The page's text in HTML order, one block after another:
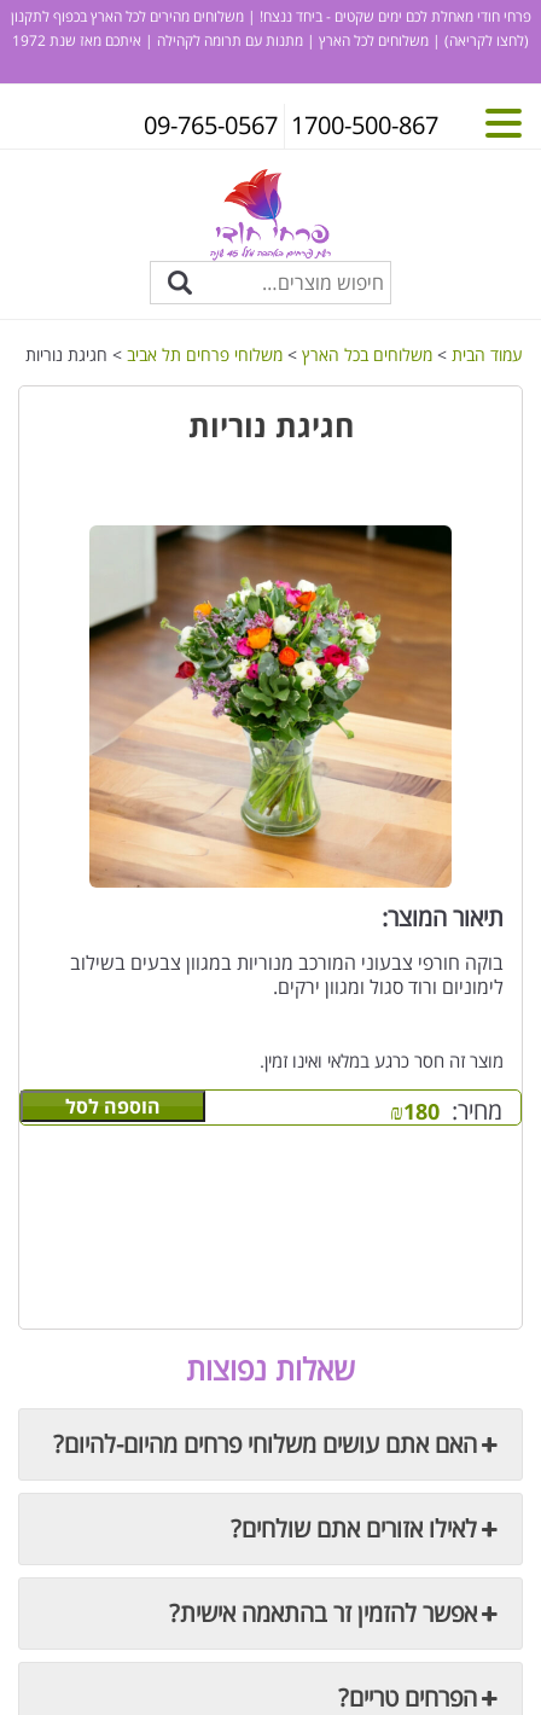
פרחי חודי מאחלת לכם ימים שקטים - ביחד ננצח! | משלוחים מהירים לכל הארץ בכפוף לתקנון
(לחצו לקריאה) | משלוחים לכל הארץ | מתנות עם תרומה לקהילה | איתכם מאז שנת 1972
1700-500-867
09-765-0567
עמוד הבית > משלוחים בכל הארץ > משלוחי פרחים תל אביב > חגיגת נוריות
חגיגת נוריות
תיאור המוצר:
בוקה חורפי צבעוני המורכב מנוריות במגוון צבעים בשילוב
לימוניום ורוד סגול ומגוון ירקים.
מוצר זה חסר כרגע במלאי ואינו זמין.
מחיר: ₪180 הוספה לסל
שאלות נפוצות
האם אתם עושים משלוחי פרחים מהיום-להיום?
לאילו אזורים אתם שולחים?
אפשר להזמין זר בהתאמה אישית?
הפרחים טריים?